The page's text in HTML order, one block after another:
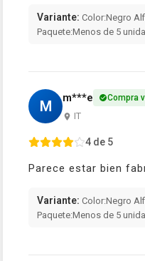
Variante: Color:Negro
Paquete:Menos de 5
M m***e Compra
IT
4 de 5
Parece estar bien
Variante: Color:Negro
Paquete:Menos de 5